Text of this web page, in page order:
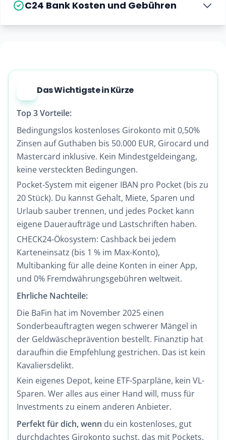
C24 Bank Kosten und Gebühren
Das Wichtigste in Kürze
Top 3 Vorteile:
Bedingungslos kostenloses Girokonto mit 0,50%
Zinsen auf Guthaben bis 50.000 EUR, Girocard und
Mastercard inklusive. Kein Mindestgeldeingang,
keine versteckten Bedingungen.
Pocket-System mit eigener IBAN pro Pocket (bis zu
20 Stück). Du kannst Gehalt, Miete, Sparen und
Urlaub sauber trennen, und jedes Pocket kann
eigene Daueraufträge und Lastschriften haben.
CHECK24-Ökosystem: Cashback bei jedem
Karteneinsatz (bis 1 % im Max-Konto),
Multibanking für alle deine Konten in einer App,
und 0% Fremdwährungsgebühren weltweit.
Ehrliche Nachteile:
Die BaFin hat im November 2025 einen
Sonderbeauftragten wegen schwerer Mängel in
der Geldwäscheprävention bestellt. Finanztip hat
daraufhin die Empfehlung gestrichen. Das ist kein
Kavaliersdelikt.
Kein eigenes Depot, keine ETF-Sparpläne, kein VL-
Sparen. Wer alles aus einer Hand will, muss für
Investments zu einem anderen Anbieter.
Perfekt für dich, wenn du ein kostenloses, gut
durchdachtes Girokonto suchst, das mit Pockets,